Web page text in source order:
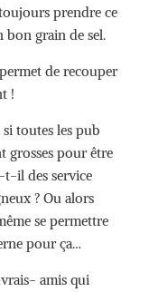
prendre ce
bon grain de sel.
de recouper
!
toutes les pub
grosses pour être
t-il des service
? Ou alors
se permettre
pour ça…
amis qui